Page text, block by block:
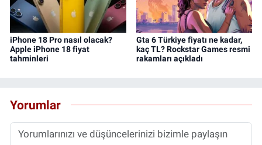
iPhone 18 Pro nasıl olacak?
Apple iPhone 18 fiyat
tahminleri
Gta 6 Türkiye fiyatı ne kadar,
kaç TL? Rockstar Games resmi
rakamları açıkladı
Yorumlar